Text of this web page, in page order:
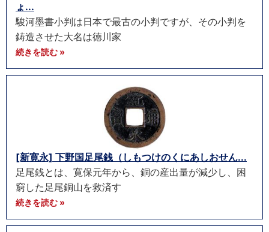
ょ...
駿河墨書小判は日本で最古の小判ですが、その小判を
鋳造させた大名は徳川家
続きを読む »
[新寛永] 下野国足尾銭（しもつけのくにあしおせん...
足尾銭とは、寛保元年から、銅の産出量が減少し、困
窮した足尾銅山を救済す
続きを読む »